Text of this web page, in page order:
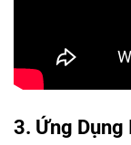
3. Ứng Dụng